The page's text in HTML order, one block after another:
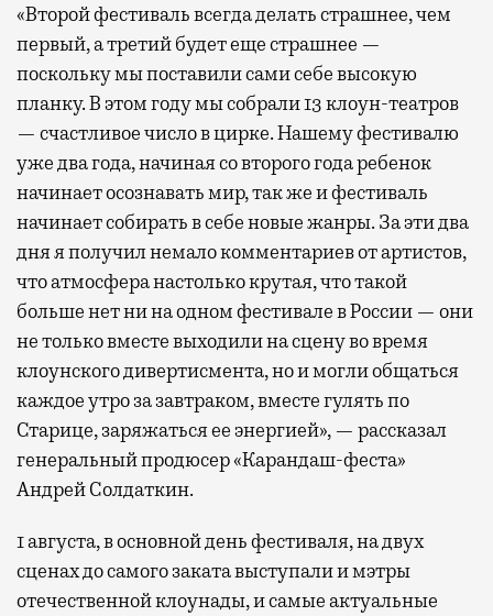
«Второй фестиваль всегда делать страшнее, чем
первый, а третий будет еще страшнее —
поскольку мы поставили сами себе высокую
планку. В этом году мы собрали 13 клоун-театров
— счастливое число в цирке. Нашему фестивалю
уже два года, начиная со второго года ребенок
начинает осознавать мир, так же и фестиваль
начинает собирать в себе новые жанры. За эти два
дня я получил немало комментариев от артистов,
что атмосфера настолько крутая, что такой
больше нет ни на одном фестивале в России — они
не только вместе выходили на сцену во время
клоунского дивертисмента, но и могли общаться
каждое утро за завтраком, вместе гулять по
Старице, заряжаться ее энергией», — рассказал
генеральный продюсер «Карандаш-феста»
Андрей Солдаткин.
1 августа, в основной день фестиваля, на двух
сценах до самого заката выступали и мэтры
отечественной клоунады, и самые актуальные